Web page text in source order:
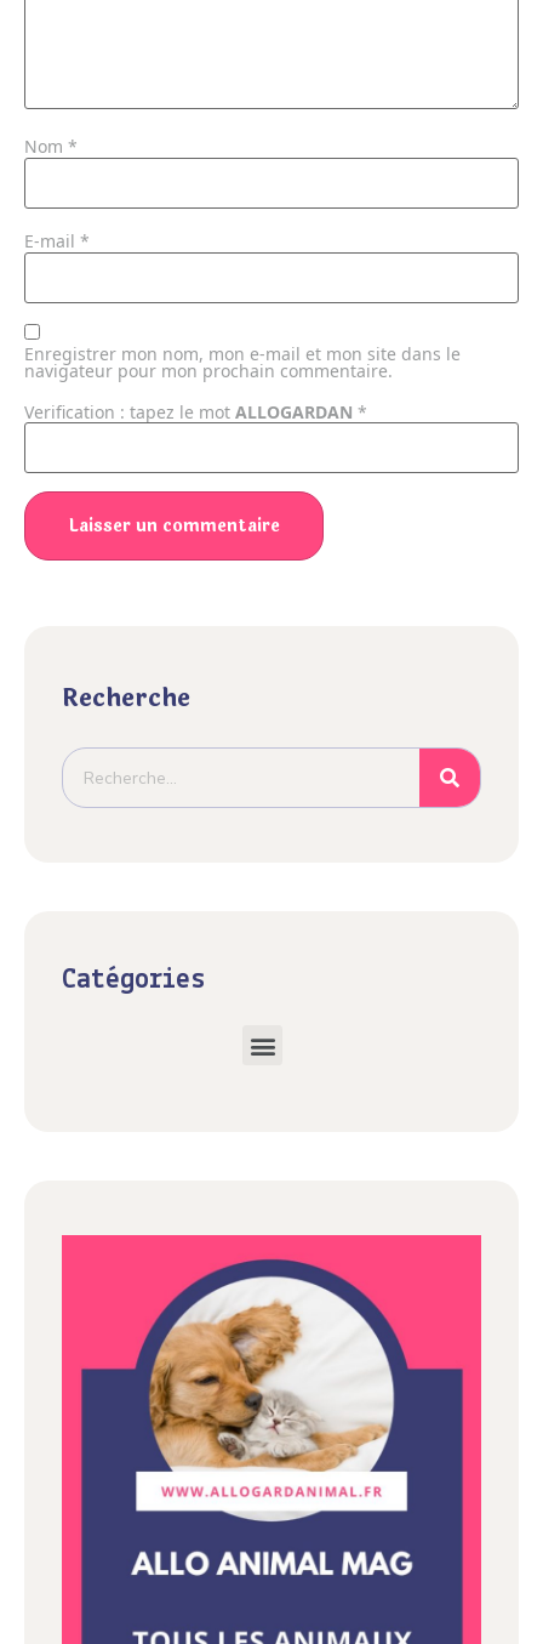
Nom *
E-mail *
Enregistrer mon nom, mon e-mail et mon site dans le
navigateur pour mon prochain commentaire.
Verification : tapez le mot ALLOGARDAN *
Recherche
Catégories